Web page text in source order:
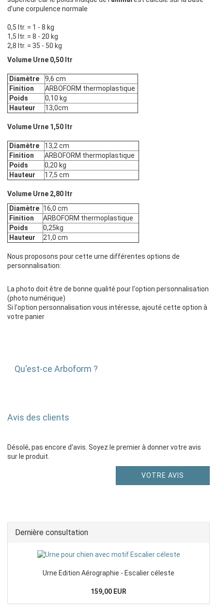
d’une corpulence normale
0,5 ltr. = 1 - 8 kg
1,5 ltr. = 8 - 20 kg
2,8 ltr. = 35 - 50 kg
Volume Urne 0,50 ltr
Diamètre
9,6 cm
Finition
ARBOFORM thermoplastique
Poids
0,10 kg
Hauteur
13,0cm
Volume Urne 1,50 ltr
Diamètre
13,2 cm
Finition
ARBOFORM thermoplastique
Poids
0,20 kg
Hauteur
17,5 cm
Volume Urne 2,80 ltr
Diamètre 16,0 cm
Finition
ARBOFORM thermoplastique
Poids
0,25kg
Hauteur
21,0 cm
Nous proposons pour cette urne différentes options de
personnalisation:
La photo doit être de bonne qualité pour l'option personnalisation
(photo numérique)
Si l'option personnalisation vous intéresse, ajouté cette option à
votre panier
Qu'est-ce Arboform ?
Avis des clients
Désolé, pas encore d'avis. Soyez le premier à donner votre avis
sur le produit.
VOTRE AVIS
Dernière consultation
Urne Edition Aérographie - Escalier céleste
159,00 EUR